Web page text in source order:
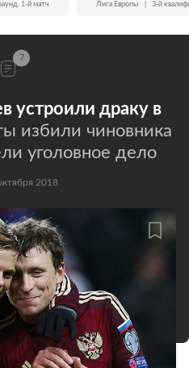
1-й матч Лига Европы 3-й
7
устроили драку в
избили чиновника
уголовное дело
2018